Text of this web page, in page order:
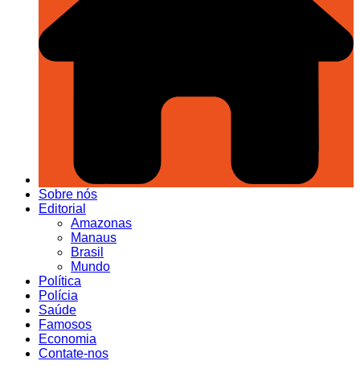
Sobre nós
Editorial
Amazonas
Manaus
Brasil
Mundo
Política
Polícia
Saúde
Famosos
Economia
Contate-nos